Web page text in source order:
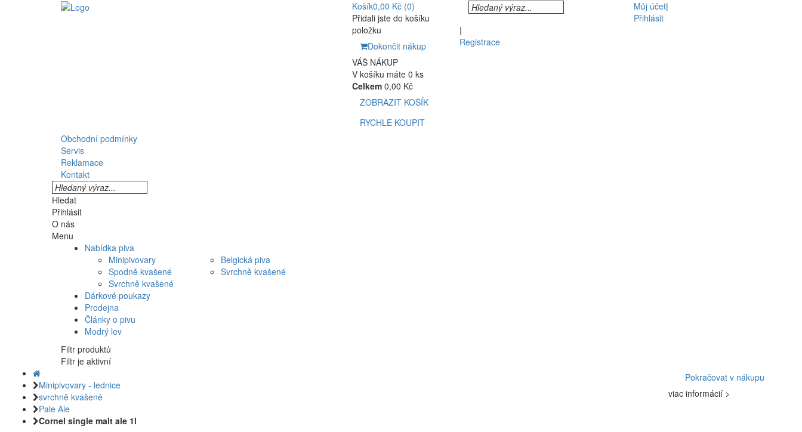
Košík0,00 Kč (0)
Přidali jste do košíku
položku
Dokončit nákup
VÁŠ NÁKUP
V košíku máte 0 ks
Celkem 0,00 Kč
ZOBRAZIT KOŠÍK
RYCHLE KOUPIT
Můj účet|
Přihlásit
|
Registrace
Obchodní podmínky
Servis
Reklamace
Kontakt
Hledat
Přihlásit
O nás
Menu
Nabídka piva
Minipivovary
Spodně kvašené
Svrchně kvašené
Belgická piva
Svrchně kvašené
Dárkové poukazy
Prodejna
Články o pivu
Modrý lev
Filtr produktů
Filtr je aktivní
Minipivovary - lednice
svrchně kvašené
Pale Ale
Cornel single malt ale 1l
Pokračovat v nákupu
viac informácií >